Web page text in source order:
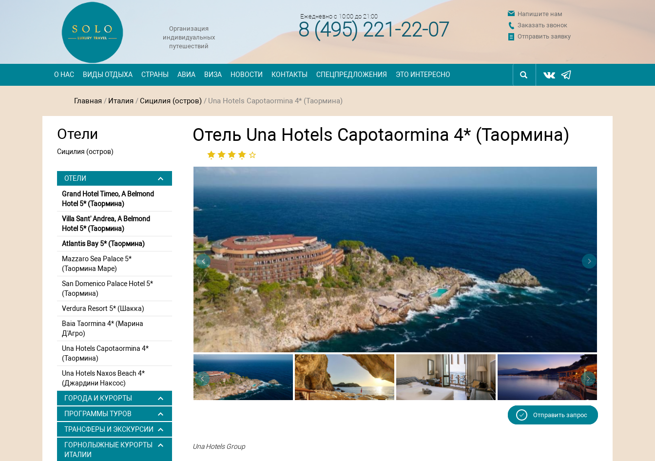
Организация
индивидуальных
путешествий
Ежедневно с 10:00 до 21:00
8 (495) 221-22-07
Напишите нам
Заказать звонок
Отправить заявку
О НАС ВИДЫ ОТДЫХА СТРАНЫ АВИА ВИЗА НОВОСТИ КОНТАКТЫ СПЕЦПРЕДЛОЖЕНИЯ ЭТО ИНТЕРЕСНО
Главная / Италия /Сицилия (остров) / Una Hotels Capotaormina 4* (Таормина)
Отели
Сицилия (остров)
ОТЕЛИ
Grand Hotel Timeo, A Belmond
Hotel 5* (Таормина)
Villa Sant' Andrea, A Belmond
Hotel 5* (Таормина)
Atlantis Bay 5* (Таормина)
Mazzaro Sea Palace 5*
(Таормина Маре)
San Domenico Palace Hotel 5*
(Таормина)
Verdura Resort 5* (Шакка)
Baia Taormina 4* (Марина
Д'Агро)
Una Hotels Capotaormina 4*
(Таормина)
Una Hotels Naxos Beach 4*
(Джардини Наксос)
ГОРОДА И КУРОРТЫ
ПРОГРАММЫ ТУРОВ
ТРАНСФЕРЫ И ЭКСКУРСИИ
ГОРНОЛЫЖНЫЕ КУРОРТЫ
ИТАЛИИ
Отель Una Hotels Capotaormina 4* (Таормина)
Отправить запрос
Una Hotels Group